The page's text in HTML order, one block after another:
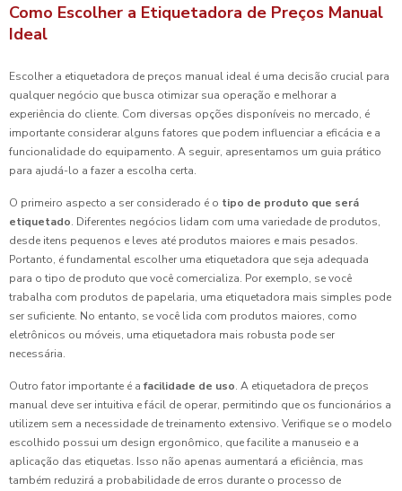
Como Escolher a Etiquetadora de Preços Manual
Ideal
Escolher a etiquetadora de preços manual ideal é uma decisão crucial para
qualquer negócio que busca otimizar sua operação e melhorar a
experiência do cliente. Com diversas opções disponíveis no mercado, é
importante considerar alguns fatores que podem influenciar a eficácia e a
funcionalidade do equipamento. A seguir, apresentamos um guia prático
para ajudá-lo a fazer a escolha certa.
O primeiro aspecto a ser considerado é o tipo de produto que será
etiquetado. Diferentes negócios lidam com uma variedade de produtos,
desde itens pequenos e leves até produtos maiores e mais pesados.
Portanto, é fundamental escolher uma etiquetadora que seja adequada
para o tipo de produto que você comercializa. Por exemplo, se você
trabalha com produtos de papelaria, uma etiquetadora mais simples pode
ser suficiente. No entanto, se você lida com produtos maiores, como
eletrônicos ou móveis, uma etiquetadora mais robusta pode ser
necessária.
Outro fator importante é a facilidade de uso. A etiquetadora de preços
manual deve ser intuitiva e fácil de operar, permitindo que os funcionários a
utilizem sem a necessidade de treinamento extensivo. Verifique se o modelo
escolhido possui um design ergonômico, que facilite a manuseio e a
aplicação das etiquetas. Isso não apenas aumentará a eficiência, mas
também reduzirá a probabilidade de erros durante o processo de